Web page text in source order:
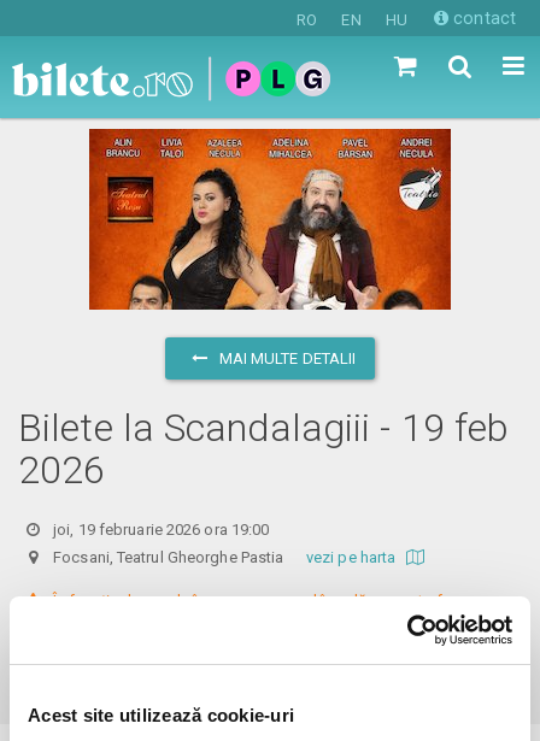
Acest site utilizează cookie-uri
RO EN HU contact
MAI MULTE DETALII
Bilete la Scandalagiii - 19 feb
2026
joi, 19 februarie 2026 ora 19:00
Focsani, Teatrul Gheorghe Pastia vezi pe harta
În funcție de ora de începere, accesul în sală se poate face cu o
oră / cu 40 minute mai devreme, fiind permis cu până la 10 minute